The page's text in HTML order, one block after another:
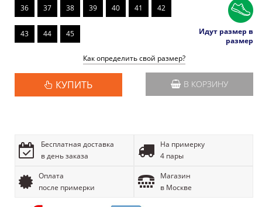
36 37 38 39 40 41 42
43 44 45
Идут размер в
размер
Как определить свой размер?
КУПИТЬ В КОРЗИНУ
Бесплатная доставка
в день заказа
На примерку
4 пары
Оплата
после примерки
Магазин
в Москве